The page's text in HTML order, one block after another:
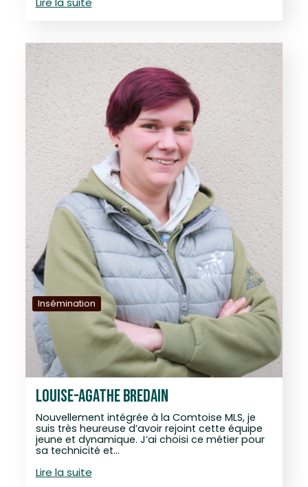
Insémination
LOUISE-AGATHE BREDAIN
Nouvellement intégrée à la Comtoise MLS, je
suis très heureuse d’avoir rejoint cette équipe
jeune et dynamique. J’ai choisi ce métier pour
sa technicité et…
Lire la suite